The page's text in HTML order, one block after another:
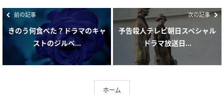
前の記事
きのう何食べた？ドラマのキャ
ストのジルベ...
次の記事
予告殺人テレビ朝日スペシャル
ドラマ放送日...
ホーム